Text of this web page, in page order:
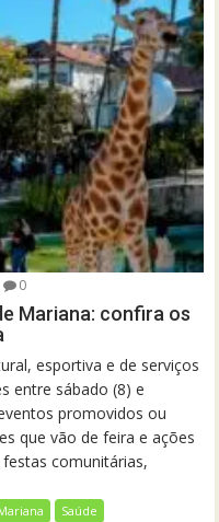
0
Mariana: confira os
esportiva e de serviços
entre sábado (8) e
promovidos ou
que vão de feira e ações
comunitárias,
Saúde